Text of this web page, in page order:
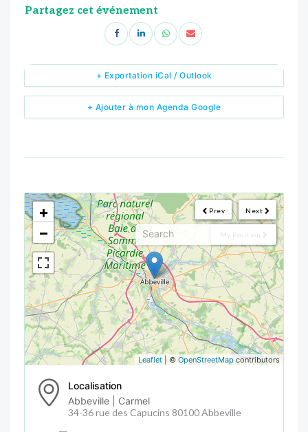
Partagez cet événement
+ Ajouter à mon Agenda Google
+ Exportation iCal / Outlook
Next
Prev
My Position
<!---->
+
−
Leaflet | © OpenStreetMap contributors
Localisation
Abbeville | Carmel
34-36 rue des Capucins 80100 Abbeville